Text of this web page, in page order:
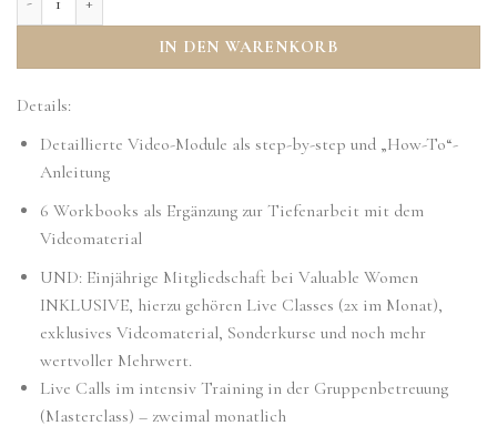
IN DEN WARENKORB
Details:
Detaillierte Video-Module als step-by-step und „How-To“-
Anleitung
6 Workbooks als Ergänzung zur Tiefenarbeit mit dem
Videomaterial
UND: Einjährige Mitgliedschaft bei Valuable Women
INKLUSIVE, hierzu gehören Live Classes (2x im Monat),
exklusives Videomaterial, Sonderkurse und noch mehr
wertvoller Mehrwert.
Live Calls im intensiv Training in der Gruppenbetreuung
(Masterclass) – zweimal monatlich